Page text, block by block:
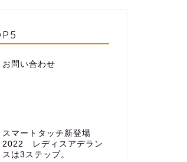
お問い合わせ
スマートタッチ新登場
2022 レディスアデラン
スは3ステップ。